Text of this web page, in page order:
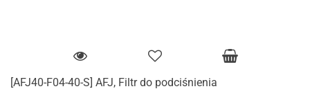
[AFJ40-F04-40-S] AFJ, Filtr do podciśnienia